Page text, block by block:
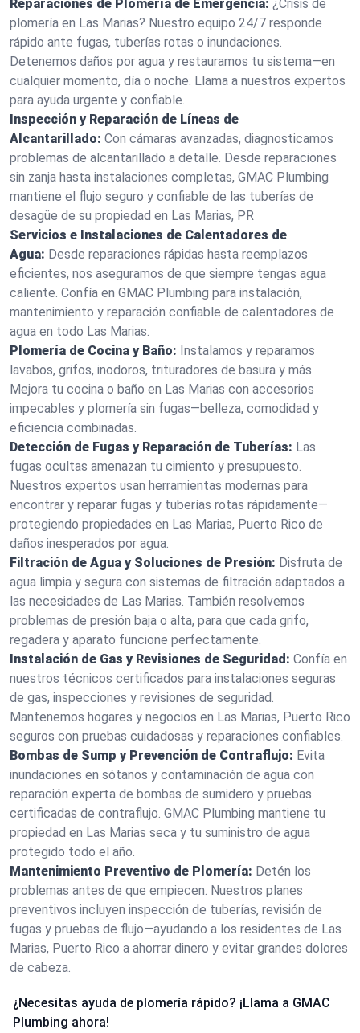
Reparaciones de Plomería de Emergencia: ¿Crisis de
plomería en Las Marias? Nuestro equipo 24/7 responde
rápido ante fugas, tuberías rotas o inundaciones.
Detenemos daños por agua y restauramos tu sistema—en
cualquier momento, día o noche. Llama a nuestros expertos
para ayuda urgente y confiable.
Inspección y Reparación de Líneas de
Alcantarillado: Con cámaras avanzadas, diagnosticamos
problemas de alcantarillado a detalle. Desde reparaciones
sin zanja hasta instalaciones completas, GMAC Plumbing
mantiene el flujo seguro y confiable de las tuberías de
desagüe de su propiedad en Las Marias, PR
Servicios e Instalaciones de Calentadores de
Agua: Desde reparaciones rápidas hasta reemplazos
eficientes, nos aseguramos de que siempre tengas agua
caliente. Confía en GMAC Plumbing para instalación,
mantenimiento y reparación confiable de calentadores de
agua en todo Las Marias.
Plomería de Cocina y Baño: Instalamos y reparamos
lavabos, grifos, inodoros, trituradores de basura y más.
Mejora tu cocina o baño en Las Marias con accesorios
impecables y plomería sin fugas—belleza, comodidad y
eficiencia combinadas.
Detección de Fugas y Reparación de Tuberías: Las
fugas ocultas amenazan tu cimiento y presupuesto.
Nuestros expertos usan herramientas modernas para
encontrar y reparar fugas y tuberías rotas rápidamente—
protegiendo propiedades en Las Marias, Puerto Rico de
daños inesperados por agua.
Filtración de Agua y Soluciones de Presión: Disfruta de
agua limpia y segura con sistemas de filtración adaptados a
las necesidades de Las Marias. También resolvemos
problemas de presión baja o alta, para que cada grifo,
regadera y aparato funcione perfectamente.
Instalación de Gas y Revisiones de Seguridad: Confía en
nuestros técnicos certificados para instalaciones seguras
de gas, inspecciones y revisiones de seguridad.
Mantenemos hogares y negocios en Las Marias, Puerto Rico
seguros con pruebas cuidadosas y reparaciones confiables.
Bombas de Sump y Prevención de Contraflujo: Evita
inundaciones en sótanos y contaminación de agua con
reparación experta de bombas de sumidero y pruebas
certificadas de contraflujo. GMAC Plumbing mantiene tu
propiedad en Las Marias seca y tu suministro de agua
protegido todo el año.
Mantenimiento Preventivo de Plomería: Detén los
problemas antes de que empiecen. Nuestros planes
preventivos incluyen inspección de tuberías, revisión de
fugas y pruebas de flujo—ayudando a los residentes de Las
Marias, Puerto Rico a ahorrar dinero y evitar grandes dolores
de cabeza.
¿Necesitas ayuda de plomería rápido? ¡Llama a GMAC
Plumbing ahora!